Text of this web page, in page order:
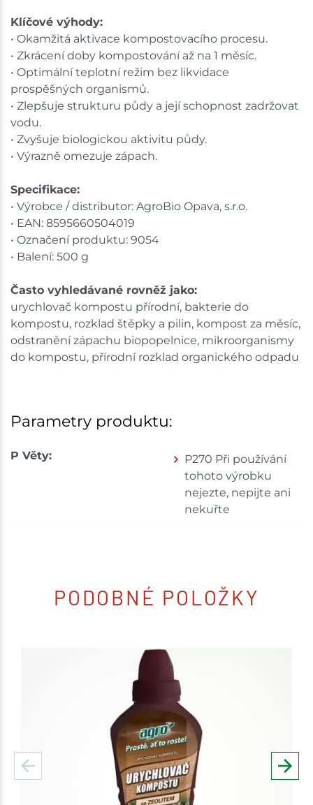
Parametry produktu:
P Věty:
P270 Při používání
tohoto výrobku
nejezte, nepijte ani
nekuřte
Klíčové výhody:
• Okamžitá aktivace kompostovacího procesu.
• Zkrácení doby kompostování až na 1 měsíc.
• Optimální teplotní režim bez likvidace
prospěšných organismů.
• Zlepšuje strukturu půdy a její schopnost zadržovat
vodu.
• Zvyšuje biologickou aktivitu půdy.
• Výrazně omezuje zápach.
Specifikace:
• Výrobce / distributor: AgroBio Opava, s.r.o.
• EAN: 8595660504019
• Označení produktu: 9054
• Balení: 500 g
Často vyhledávané rovněž jako:
urychlovač kompostu přírodní, bakterie do
kompostu, rozklad štěpky a pilin, kompost za měsíc,
odstranění zápachu biopopelnice, mikroorganismy
do kompostu, přírodní rozklad organického odpadu
PODOBNÉ POLOŽKY